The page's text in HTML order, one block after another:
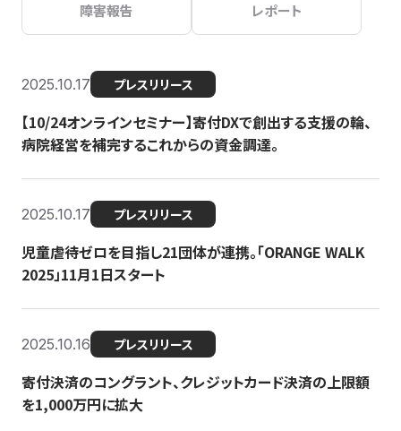
障害報告 レポート
2025.10.17 プレスリリース
【10/24オンラインセミナー】寄付DXで創出する支援の輪、
病院経営を補完するこれからの資金調達。
2025.10.17 プレスリリース
児童虐待ゼロを目指し21団体が連携。「ORANGE WALK
2025」11月1日スタート
2025.10.16 プレスリリース
寄付決済のコングラント、クレジットカード決済の上限額
を1,000万円に拡大